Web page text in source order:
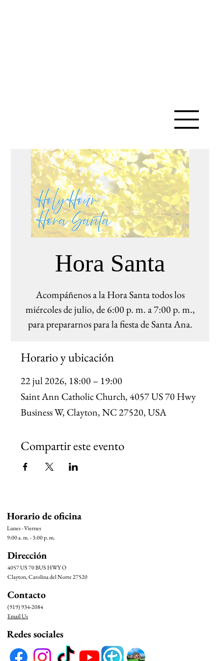
Hora Santa
Acompáñenos a la Hora Santa todos los
miércoles de julio, de 6:00 p. m. a 7:00 p. m.,
para prepararnos para la fiesta de Santa Ana.
Horario y ubicación
22 jul 2026, 18:00 – 19:00
Saint Ann Catholic Church, 4057 US 70 Hwy
Business W, Clayton, NC 27520, USA
Compartir este evento
Horario de oficina
Lunes - Viernes
9:00 a. m. - 3:00 p. m.
Dirección
4057 US 70 BUS HWY O
Clayton, Carolina del Norte 27520
Contacto
(919) 934-2084
Email Us
Redes sociales